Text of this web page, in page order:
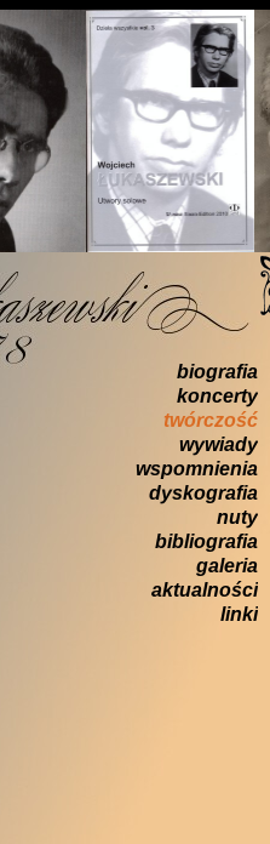
biografia
koncerty
twórczość
wywiady
wspomnienia
dyskografia
nuty
bibliografia
galeria
aktualności
linki